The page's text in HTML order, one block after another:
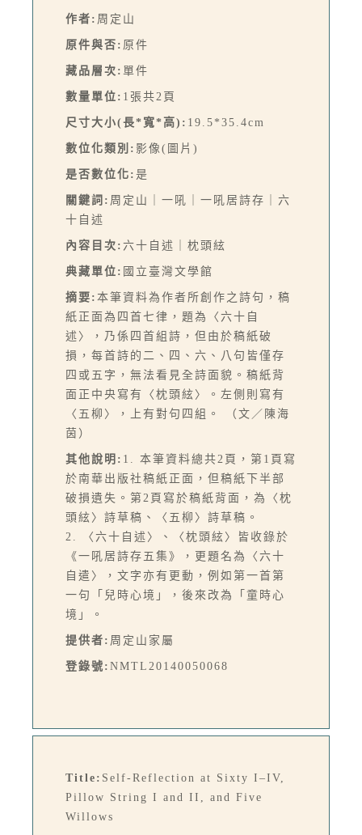
作者: 周定山
原件與否: 原件
藏品層次: 單件
數量單位: 1張共2頁
尺寸大小(長*寬*高): 19.5*35.4cm
數位化類別: 影像(圖片)
是否數位化: 是
關鍵詞: 周定山｜一吼｜一吼居詩存｜六
十自述
內容目次: 六十自述｜枕頭絃
典藏單位: 國立臺灣文學館
摘要: 本筆資料為作者所創作之詩句，稿
紙正面為四首七律，題為〈六十自
述〉，乃係四首組詩，但由於稿紙破
損，每首詩的二、四、六、八句皆僅存
四或五字，無法看見全詩面貌。稿紙背
面正中央寫有〈枕頭絃〉。左側則寫有
〈五柳〉，上有對句四組。 （文／陳海
茵）
其他說明: 1. 本筆資料總共2頁，第1頁寫
於南華出版社稿紙正面，但稿紙下半部
破損遺失。第2頁寫於稿紙背面，為〈枕
頭絃〉詩草稿、〈五柳〉詩草稿。
2. 〈六十自述〉、〈枕頭絃〉皆收錄於
《一吼居詩存五集》，更題名為〈六十
自遣〉，文字亦有更動，例如第一首第
一句「兒時心境」，後來改為「童時心
境」。
提供者: 周定山家屬
登錄號: NMTL20140050068
Title: Self-Reflection at Sixty I–IV,
Pillow String I and II, and Five
Willows